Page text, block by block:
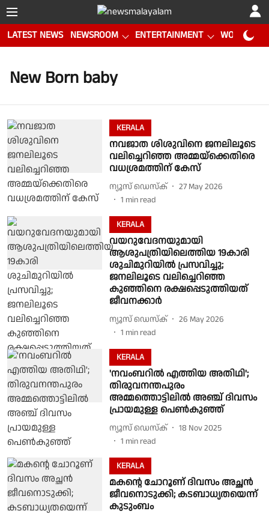
LATEST NEWS NEWSROOM ENTERTAINMENT WORLD CUP
New Born baby
KERALA
നവജാത ശിശുവിനെ ജനലിലൂടെ
വലിച്ചെറിഞ്ഞ അമ്മയ്‌ക്കെതിരെ
വധശ്രമത്തിന് കേസ്
ന്യൂസ് ഡെസ്ക്
27 May 2026
1 min read
KERALA
വയറുവേദനയുമായി
ആശുപത്രിയിലെത്തിയ 19കാരി
ശുചിമുറിയിൽ പ്രസവിച്ചു;
ജനലിലൂടെ വലിച്ചെറിഞ്ഞ
കുഞ്ഞിനെ രക്ഷപ്പെടുത്തിയത്
ജീവനക്കാർ
ന്യൂസ് ഡെസ്ക്
26 May 2026
1 min read
KERALA
'നവംബറില്‍ എത്തിയ അതിഥി';
തിരുവനന്തപുരം
അമ്മത്തൊട്ടിലില്‍ അഞ്ച് ദിവസം
പ്രായമുള്ള പെണ്‍കുഞ്ഞ്
ന്യൂസ് ഡെസ്ക്
18 Nov 2025
1 min read
KERALA
മകൻ്റെ ചോറൂണ് ദിവസം അച്ഛൻ
ജീവനൊടുക്കി; കടബാധ്യതയെന്ന്
കുടുംബം